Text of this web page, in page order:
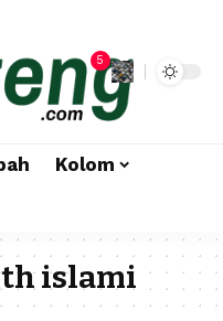
5
Kolom
islami